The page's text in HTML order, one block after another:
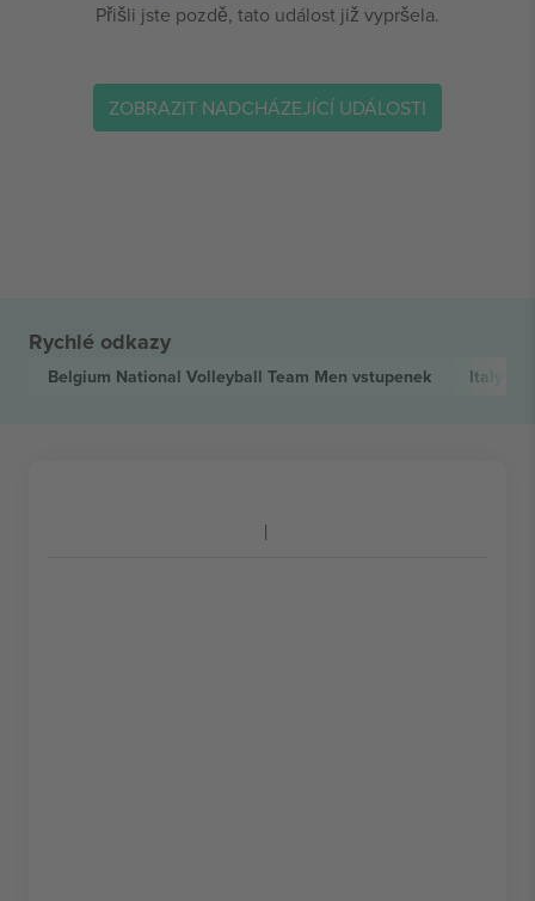
Přišli jste pozdě, tato událost již vypršela.
ZOBRAZIT NADCHÁZEJÍCÍ UDÁLOSTI
Rychlé odkazy
Belgium National Volleyball Team Men vstupenek Italy